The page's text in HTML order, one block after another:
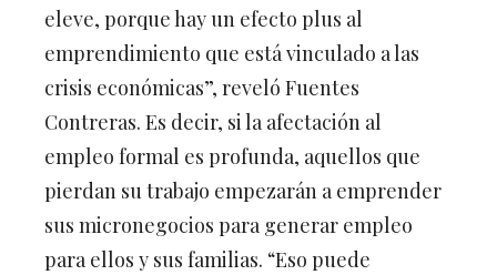
eleve, porque hay un efecto plus al
emprendimiento que está vinculado a las
crisis económicas”, reveló Fuentes
Contreras. Es decir, si la afectación al
empleo formal es profunda, aquellos que
pierdan su trabajo empezarán a emprender
sus micronegocios para generar empleo
para ellos y sus familias. “Eso puede